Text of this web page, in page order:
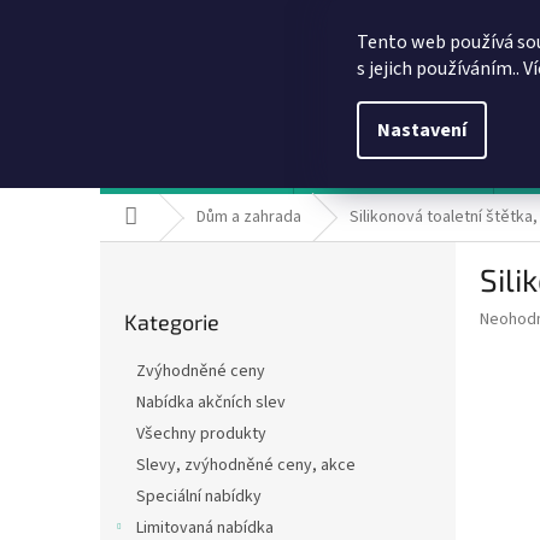
Tento web používá
s jejich používáním..
Nastavení
Domů Dům a zahrada Silikonová toaletní
kategorie
Kategorie
Zvýhodněné ceny
Nabídka akčních slev
Všechny produkty
Slevy, zvýhodněné ceny, akce
Speciální nabídky
Limitovaná nabídka